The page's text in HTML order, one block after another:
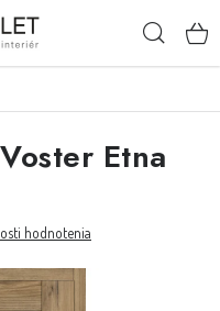
Etna
hodnotenia